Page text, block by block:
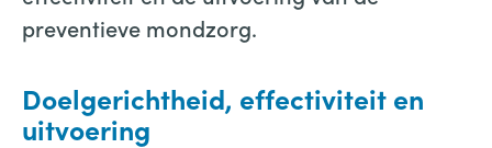
preventieve mondzorg.
Doelgerichtheid, effectiviteit en
uitvoering